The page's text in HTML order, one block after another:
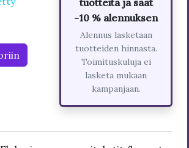
tuotteita ja saat
-10 % alennuksen
Alennus lasketaan
tuotteiden hinnasta.
Toimituskuluja ei
lasketa mukaan
kampanjaan.